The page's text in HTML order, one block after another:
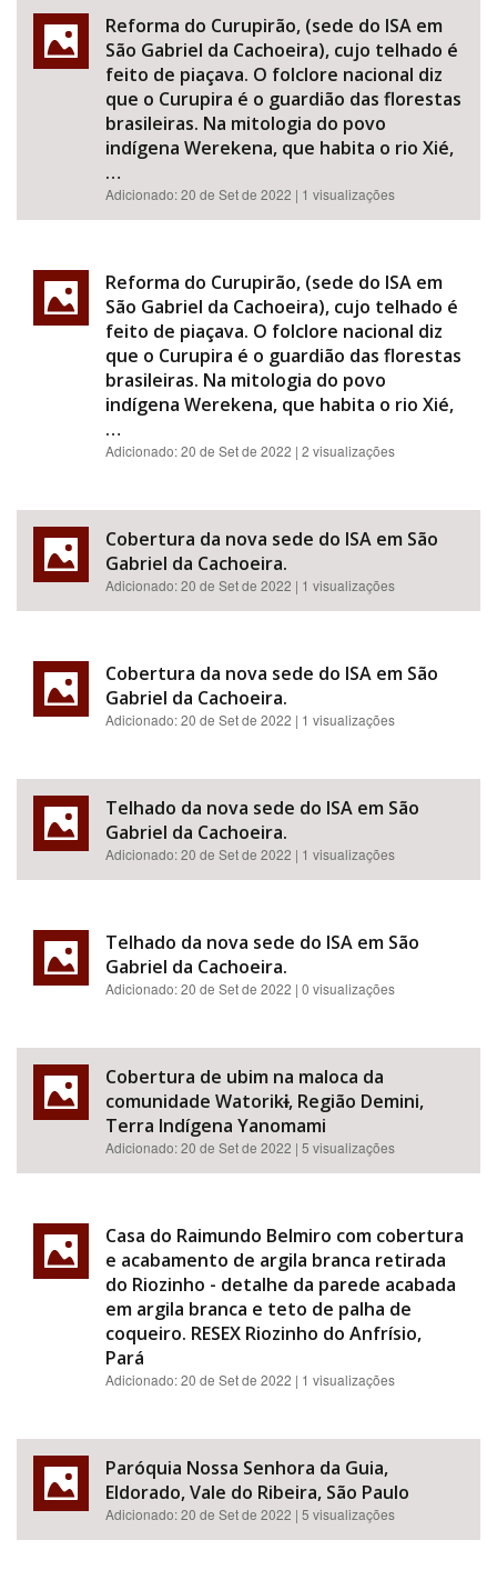
Reforma do Curupirão, (sede do ISA em
São Gabriel da Cachoeira), cujo telhado é
feito de piaçava. O folclore nacional diz
que o Curupira é o guardião das florestas
brasileiras. Na mitologia do povo
indígena Werekena, que habita o rio Xié,
…
Adicionado:20 de Set de 2022 | 1 visualizações
Reforma do Curupirão, (sede do ISA em
São Gabriel da Cachoeira), cujo telhado é
feito de piaçava. O folclore nacional diz
que o Curupira é o guardião das florestas
brasileiras. Na mitologia do povo
indígena Werekena, que habita o rio Xié,
…
Adicionado:20 de Set de 2022 | 2 visualizações
Cobertura da nova sede do ISA em São
Gabriel da Cachoeira.
Adicionado:20 de Set de 2022 | 1 visualizações
Cobertura da nova sede do ISA em São
Gabriel da Cachoeira.
Adicionado:20 de Set de 2022 | 1 visualizações
Telhado da nova sede do ISA em São
Gabriel da Cachoeira.
Adicionado:20 de Set de 2022 | 1 visualizações
Telhado da nova sede do ISA em São
Gabriel da Cachoeira.
Adicionado:20 de Set de 2022 | 0 visualizações
Cobertura de ubim na maloca da
comunidade Watorikɨ, Região Demini,
Terra Indígena Yanomami
Adicionado:20 de Set de 2022 | 5 visualizações
Casa do Raimundo Belmiro com cobertura
e acabamento de argila branca retirada
do Riozinho - detalhe da parede acabada
em argila branca e teto de palha de
coqueiro. RESEX Riozinho do Anfrísio,
Pará
Adicionado:20 de Set de 2022 | 1 visualizações
Paróquia Nossa Senhora da Guia,
Eldorado, Vale do Ribeira, São Paulo
Adicionado:20 de Set de 2022 | 5 visualizações